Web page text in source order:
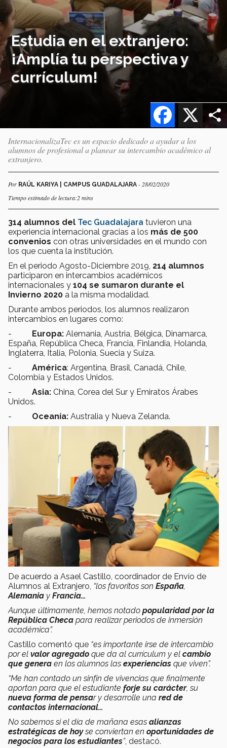
Estudia en el extranjero:
¡Amplía tu perspectiva y
currículum!
X
Facebook
InternacionalizaTec es un espacio dedicado a ayudar a los
alumnos de profesional a planear su intercambio académico al
extranjero.
Por RAÚL KARIYA | CAMPUS GUADALAJARA - 28/02/2020
Tiempo estimado de lectura:2 mins
314 alumnos del Tec Guadalajara tuvieron una
experiencia internacional gracias a los más de 500
convenios con otras universidades en el mundo con
los que cuenta la institución.
En el periodo Agosto-Diciembre 2019, 214 alumnos
participaron en intercambios académicos
internacionales y 104 se sumaron durante el
Invierno 2020 a la misma modalidad.
Durante ambos periodos, los alumnos realizaron
intercambios en lugares como:
- Europa: Alemania, Austria, Bélgica, Dinamarca,
España, República Checa, Francia, Finlandia, Holanda,
Inglaterra, Italia, Polonia, Suecia y Suiza.
- América: Argentina, Brasil, Canadá, Chile,
Colombia y Estados Unidos.
- Asia: China, Corea del Sur y Emiratos Árabes
Unidos.
- Oceanía: Australia y Nueva Zelanda.
De acuerdo a Asael Castillo, coordinador de Envío de
Alumnos al Extranjero, “los favoritos son España,
Alemania y Francia…
Aunque últimamente, hemos notado popularidad por la
República Checa para realizar periodos de inmersión
académica”.
Castillo comentó que “es importante irse de intercambio
por el valor agregado que da al currículum y el cambio
que genera en los alumnos las experiencias que viven”.
“Me han contado un sinfín de vivencias que finalmente
aportan para que el estudiante forje su carácter, su
nueva forma de pensar y desarrolle una red de
contactos internacional…
No sabemos si el día de mañana esas alianzas
estratégicas de hoyse conviertan en oportunidades de
negocios para los estudiantes”, destacó.